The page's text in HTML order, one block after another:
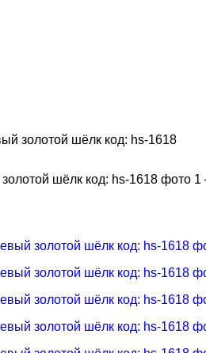
золотой шёлк код: hs-1618